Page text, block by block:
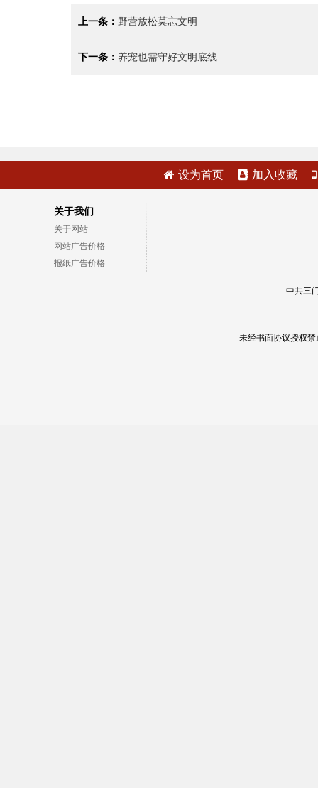
上一条： 野营放松莫忘文明
下一条： 养宠也需守好文明底线
设为首页 加入收藏
关于我们
关于网站
网站广告价格
报纸广告价格
中共三
未经书面协议授权